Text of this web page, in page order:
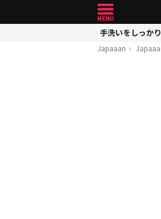
手洗いをしっか
Japaaan